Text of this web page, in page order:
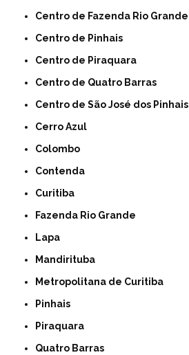
Centro de Fazenda Rio Grande
Centro de Pinhais
Centro de Piraquara
Centro de Quatro Barras
Centro de São José dos Pinhais
Cerro Azul
Colombo
Contenda
Curitiba
Fazenda Rio Grande
Lapa
Mandirituba
Metropolitana de Curitiba
Pinhais
Piraquara
Quatro Barras